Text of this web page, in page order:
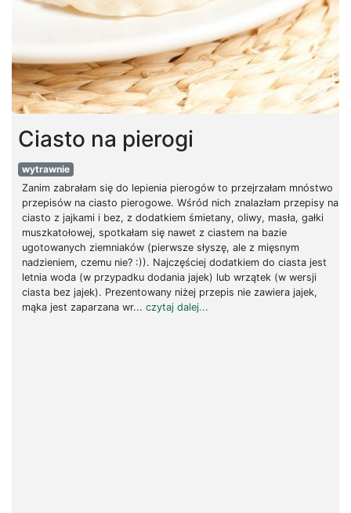
Ciasto na pierogi
wytrawnie
Zanim zabrałam się do lepienia pierogów to przejrzałam mnóstwo
przepisów na ciasto pierogowe. Wśród nich znalazłam przepisy na
ciasto z jajkami i bez, z dodatkiem śmietany, oliwy, masła, gałki
muszkatołowej, spotkałam się nawet z ciastem na bazie
ugotowanych ziemniaków (pierwsze słyszę, ale z mięsnym
nadzieniem, czemu nie? :)). Najczęściej dodatkiem do ciasta jest
letnia woda (w przypadku dodania jajek) lub wrzątek (w wersji
ciasta bez jajek). Prezentowany niżej przepis nie zawiera jajek,
mąka jest zaparzana wr... czytaj dalej...